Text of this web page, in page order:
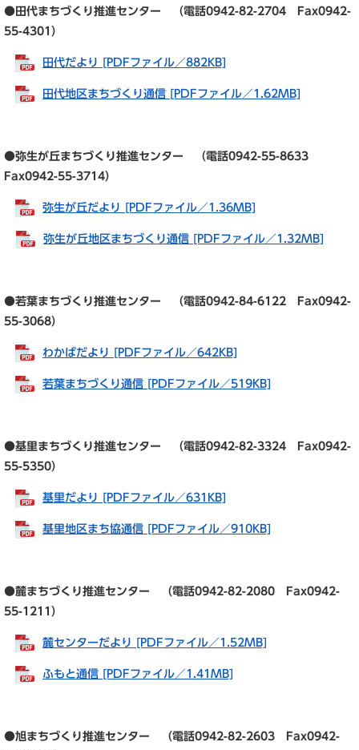
●田代まちづくり推進センター （電話0942-82-2704 Fax0942-
55-4301）
田代だより [PDFファイル／882KB]
田代地区まちづくり通信 [PDFファイル／1.62MB]
●弥生が丘まちづくり推進センター （電話0942-55-8633
Fax0942-55-3714）
弥生が丘だより [PDFファイル／1.36MB]
弥生が丘地区まちづくり通信 [PDFファイル／1.32MB]
●若葉まちづくり推進センター （電話0942-84-6122 Fax0942-
55-3068）
わかばだより [PDFファイル／642KB]
若葉まちづくり通信 [PDFファイル／519KB]
●基里まちづくり推進センター （電話0942-82-3324 Fax0942-
55-5350）
基里だより [PDFファイル／631KB]
基里地区まち協通信 [PDFファイル／910KB]
●麓まちづくり推進センター （電話0942-82-2080 Fax0942-
55-1211）
麓センターだより [PDFファイル／1.52MB]
ふもと通信 [PDFファイル／1.41MB]
●旭まちづくり推進センター （電話0942-82-2603 Fax0942-